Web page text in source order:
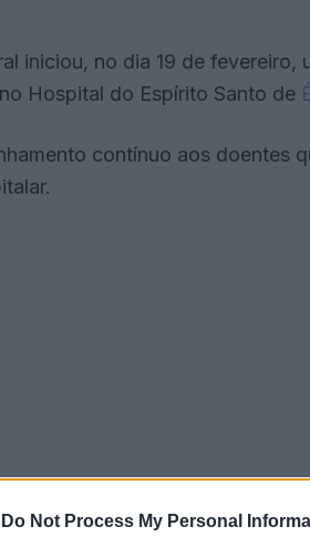
Do Not Process My Personal
iniciou, no dia 19 de fevereiro,
Hospital do Espírito Santo de
contínuo aos doentes
através de contacto